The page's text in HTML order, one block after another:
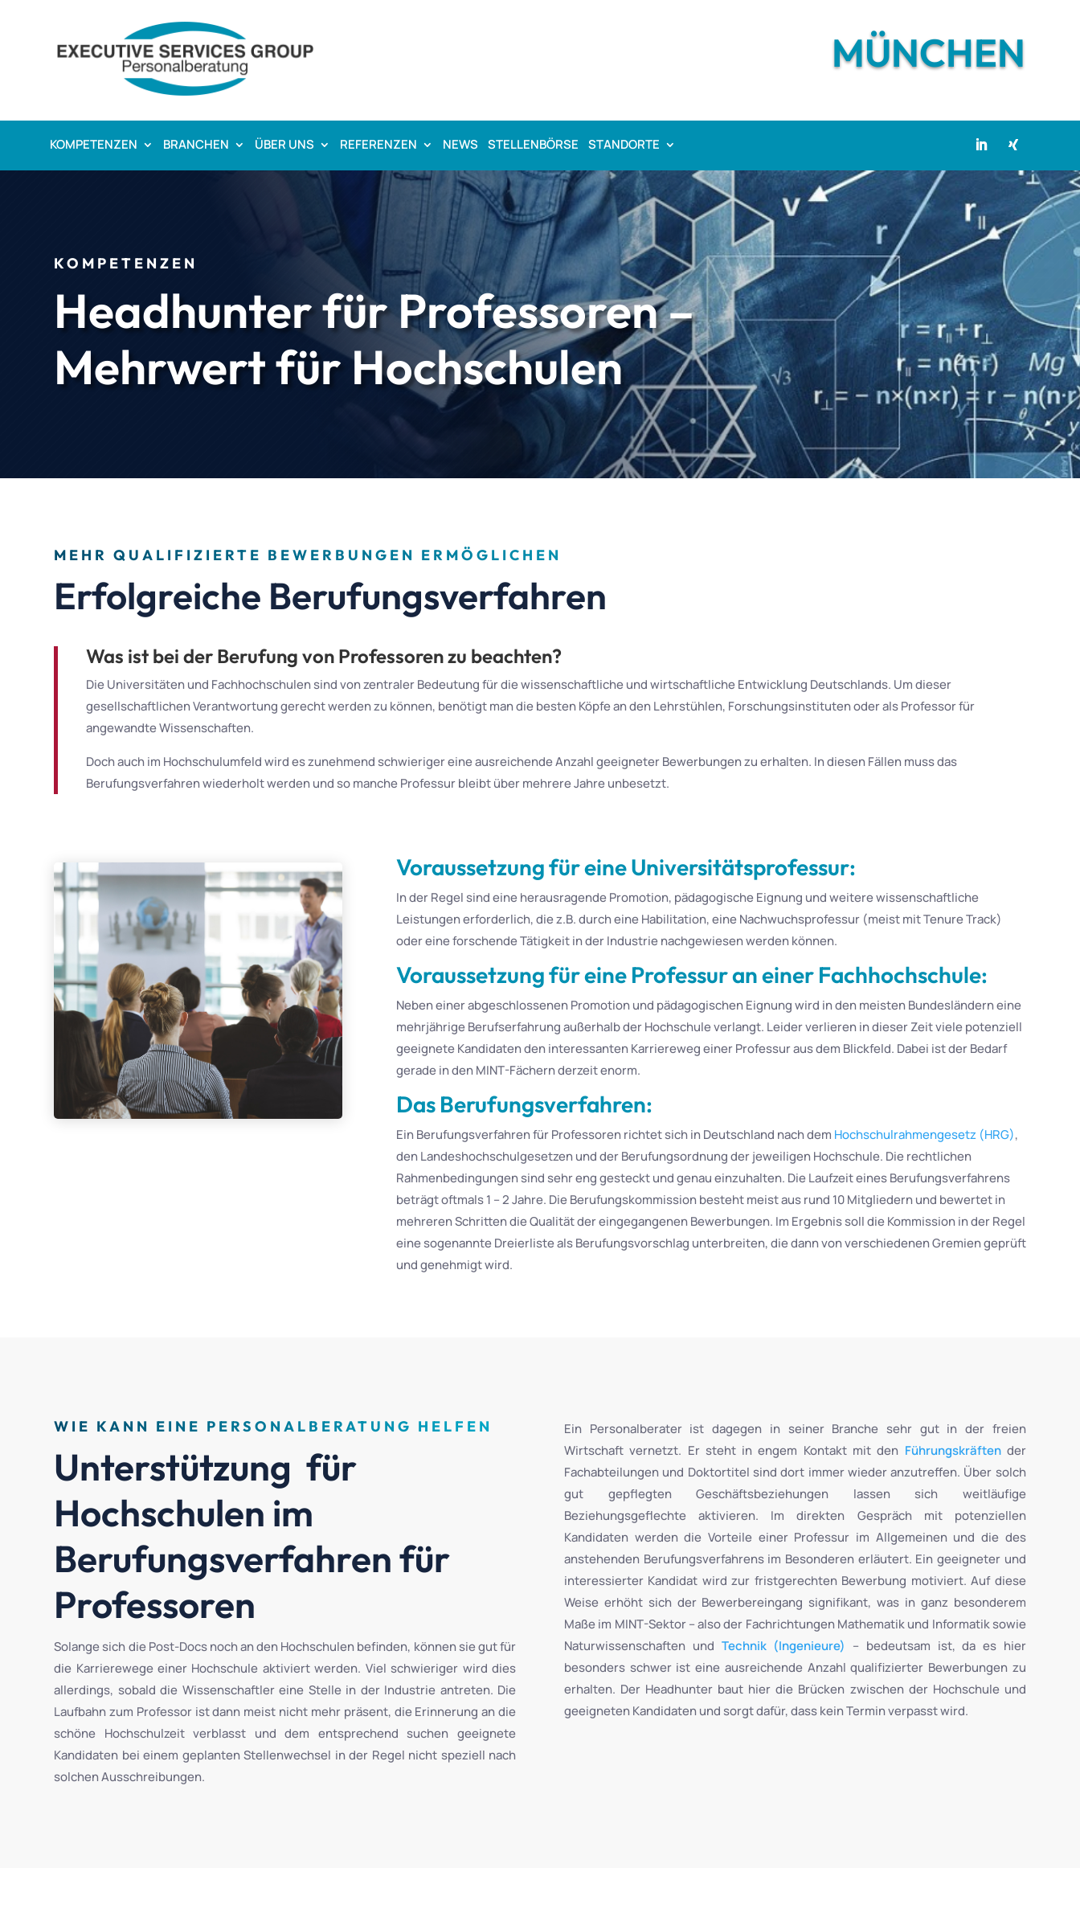
MÜNCHEN
KOMPETENZEN BRANCHEN ÜBER UNS REFERENZEN NEWS STELLENBÖRSE STANDORTE
KOMPETENZEN
Headhunter für Professoren –
Mehrwert für Hochschulen
MEHR QUALIFIZIERTE BEWERBUNGEN ERMÖGLICHEN
Erfolgreiche Berufungsverfahren
Was ist bei der Berufung von Professoren zu beachten?
Die Universitäten und Fachhochschulen sind von zentraler Bedeutung für die wissenschaftliche und wirtschaftliche Entwicklung Deutschlands. Um dieser
gesellschaftlichen Verantwortung gerecht werden zu können, benötigt man die besten Köpfe an den Lehrstühlen, Forschungsinstituten oder als Professor für
angewandte Wissenschaften.
Doch auch im Hochschulumfeld wird es zunehmend schwieriger eine ausreichende Anzahl geeigneter Bewerbungen zu erhalten. In diesen Fällen muss das
Berufungsverfahren wiederholt werden und so manche Professur bleibt über mehrere Jahre unbesetzt.
Voraussetzung für eine Universitätsprofessur:
In der Regel sind eine herausragende Promotion, pädagogische Eignung und weitere wissenschaftliche
Leistungen erforderlich, die z.B. durch eine Habilitation, eine Nachwuchsprofessur (meist mit Tenure Track)
oder eine forschende Tätigkeit in der Industrie nachgewiesen werden können.
Voraussetzung für eine Professur an einer Fachhochschule:
Neben einer abgeschlossenen Promotion und pädagogischen Eignung wird in den meisten Bundesländern eine
mehrjährige Berufserfahrung außerhalb der Hochschule verlangt. Leider verlieren in dieser Zeit viele potenziell
geeignete Kandidaten den interessanten Karriereweg einer Professur aus dem Blickfeld. Dabei ist der Bedarf
gerade in den MINT-Fächern derzeit enorm.
Das Berufungsverfahren:
Ein Berufungsverfahren für Professoren richtet sich in Deutschland nach dem Hochschulrahmengesetz (HRG),
den Landeshochschulgesetzen und der Berufungsordnung der jeweiligen Hochschule. Die rechtlichen
Rahmenbedingungen sind sehr eng gesteckt und genau einzuhalten. Die Laufzeit eines Berufungsverfahrens
beträgt oftmals 1 – 2 Jahre. Die Berufungskommission besteht meist aus rund 10 Mitgliedern und bewertet in
mehreren Schritten die Qualität der eingegangenen Bewerbungen. Im Ergebnis soll die Kommission in der Regel
eine sogenannte Dreierliste als Berufungsvorschlag unterbreiten, die dann von verschiedenen Gremien geprüft
und genehmigt wird.
WIE KANN EINE PERSONALBERATUNG HELFEN
Unterstützung für
Hochschulen im
Berufungsverfahren für
Professoren
Solange sich die Post-Docs noch an den Hochschulen befinden, können sie gut für
die Karrierewege einer Hochschule aktiviert werden. Viel schwieriger wird dies
allerdings, sobald die Wissenschaftler eine Stelle in der Industrie antreten. Die
Laufbahn zum Professor ist dann meist nicht mehr präsent, die Erinnerung an die
schöne Hochschulzeit verblasst und dem entsprechend suchen geeignete
Kandidaten bei einem geplanten Stellenwechsel in der Regel nicht speziell nach
solchen Ausschreibungen.
Ein Personalberater ist dagegen in seiner Branche sehr gut in der freien
Wirtschaft vernetzt. Er steht in engem Kontakt mit den Führungskräftender
Fachabteilungen und Doktortitel sind dort immer wieder anzutreffen. Über solch
gut gepflegten Geschäftsbeziehungen lassen sich weitläufige
Beziehungsgeflechte aktivieren. Im direkten Gespräch mit potenziellen
Kandidaten werden die Vorteile einer Professur im Allgemeinen und die des
anstehenden Berufungsverfahrens im Besonderen erläutert. Ein geeigneter und
interessierter Kandidat wird zur fristgerechten Bewerbung motiviert. Auf diese
Weise erhöht sich der Bewerbereingang signifikant, was in ganz besonderem
Maße im MINT-Sektor – also der Fachrichtungen Mathematik und Informatik sowie
Naturwissenschaften und Technik (Ingenieure) – bedeutsam ist, da es hier
besonders schwer ist eine ausreichende Anzahl qualifizierter Bewerbungen zu
erhalten. Der Headhunter baut hier die Brücken zwischen der Hochschule und
geeigneten Kandidaten und sorgt dafür, dass kein Termin verpasst wird.